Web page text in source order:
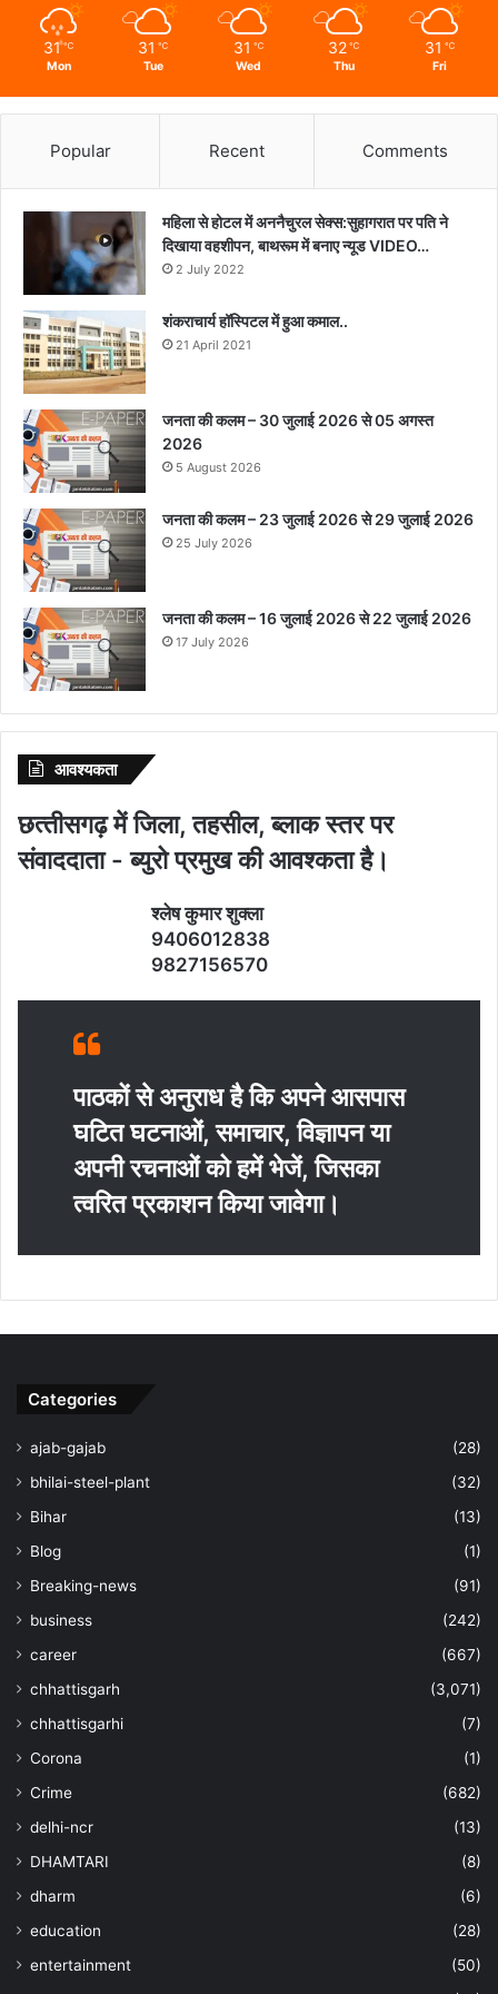
31 ℃
Mon
31 ℃
Tue
31 ℃
Wed
32 ℃
Thu
31 ℃
Fri
Popular Recent Comments
महिला से होटल में अननैचुरल सेक्स:सुहागरात पर पति ने
दिखाया वहशीपन, बाथरूम में बनाए न्यूड VIDEO…
2 July 2022
शंकराचार्य हॉस्पिटल में हुआ कमाल..
21 April 2021
जनता की कलम – 30 जुलाई 2026 से 05 अगस्त
2026
5 August 2026
जनता की कलम – 23 जुलाई 2026 से 29 जुलाई 2026
25 July 2026
जनता की कलम – 16 जुलाई 2026 से 22 जुलाई 2026
17 July 2026
आवश्‍यकता
छत्‍तीसगढ़ में जिला, तहसील, ब्‍लाक स्‍तर पर
संवाददाता - ब्‍युरो प्रमुख की आवश्‍कता है।
श्‍लेष कुमार शुक्‍ला
9406012838
9827156570
पाठकों से अनुराध है कि अपने आसपास
घटित घटनाओं, समाचार, विज्ञापन या
अपनी रचनाओं को हमें भेजें, जिसका
त्‍वरित प्रकाशन किया जावेगा।
Categories
ajab-gajab
(28)
bhilai-steel-plant
(32)
Bihar
(13)
Blog
(1)
Breaking-news
(91)
business
(242)
career
(667)
chhattisgarh
(3,071)
chhattisgarhi
(7)
Corona
(1)
Crime
(682)
delhi-ncr
(13)
DHAMTARI
(8)
dharm
(6)
education
(28)
entertainment
(50)